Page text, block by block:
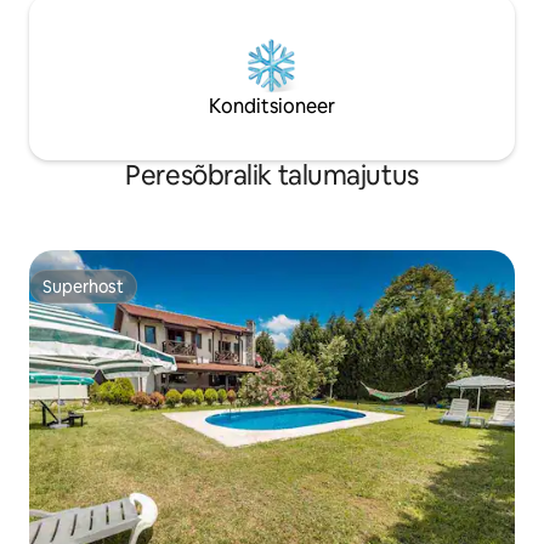
Konditsioneer
Peresõbralik talumajutus
Superhost
Superhost